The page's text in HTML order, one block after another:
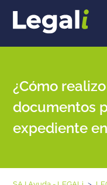
¿Cómo
documentos
expediente